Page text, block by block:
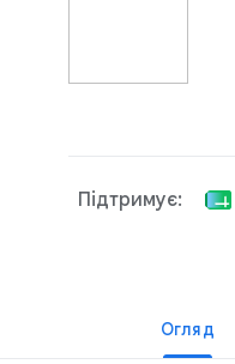
Підтримує:
Огляд